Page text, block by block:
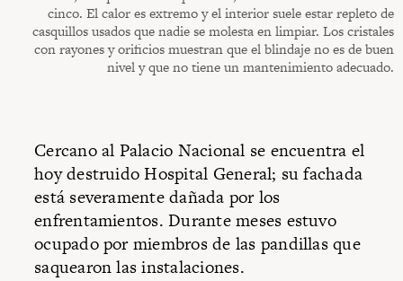
cinco. El calor es extremo y el interior suele estar repleto de
casquillos usados que nadie se molesta en limpiar. Los cristales
con rayones y orificios muestran que el blindaje no es de buen
nivel y que no tiene un mantenimiento adecuado.
Cercano al Palacio Nacional se encuentra el
hoy destruido Hospital General; su fachada
está severamente dañada por los
enfrentamientos. Durante meses estuvo
ocupado por miembros de las pandillas que
saquearon las instalaciones.